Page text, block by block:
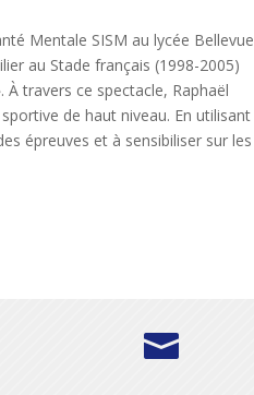
Mentale SISM au lycée Bellevue
au Stade français (1998-2005)
travers ce spectacle, Raphaël
de haut niveau. En utilisant
épreuves et à sensibiliser sur les
